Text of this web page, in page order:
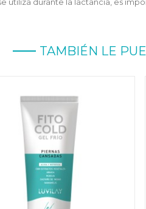
TAMBIÉN LE